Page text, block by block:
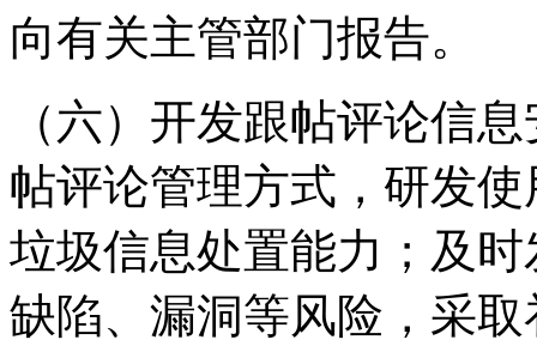
向有关主管部门报告。
（六）开发跟帖评论信
帖评论管理方式，研发
垃圾信息处置能力；及
缺陷、漏洞等风险，采